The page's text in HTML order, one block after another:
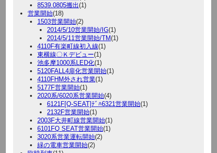
8539.0805搬出(1)
営業開始(18)
1503営業開始(2)
2014/5/10営業開始/IG(1)
2014/5/11営業開始/TM(1)
4110F有楽町線初入線(1)
東横線〇Ｋデビュー(1)
池多摩1000系LED化(1)
5120FALL4扉化営業開始(1)
4110FHM外され営業(1)
5177F営業開始(1)
2020系/6020系営業開始(4)
6121F[Q-SEAT]ﾃﾞﾊ6321営業開始(1)
2132F営業開始(1)
2003F大井町線営業開始(1)
6101FQ SEAT営業開始(1)
3020系営業運転開始(2)
緑の電車営業開始(2)